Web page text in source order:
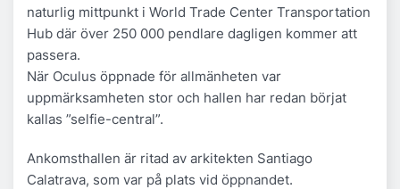
naturlig mittpunkt i World Trade Center Transportation
Hub där över 250 000 pendlare dagligen kommer att
passera.
När Oculus öppnade för allmänheten var
uppmärksamheten stor och hallen har redan börjat
kallas ”selfie-central”.
Ankomsthallen är ritad av arkitekten Santiago
Calatrava, som var på plats vid öppnandet.